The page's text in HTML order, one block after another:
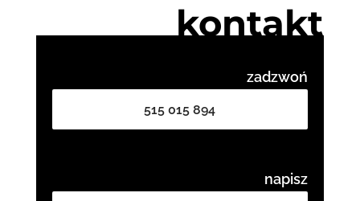
kontakt
zadzwoń
515 015 894
napisz